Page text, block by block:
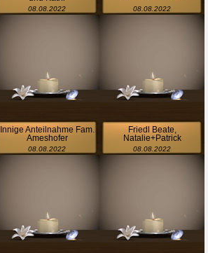
08.08.2022 08.08.2022
Innige Anteilnahme Fam.
Ameshofer
08.08.2022
Friedl Beate,
Natalie+Patrick
08.08.2022